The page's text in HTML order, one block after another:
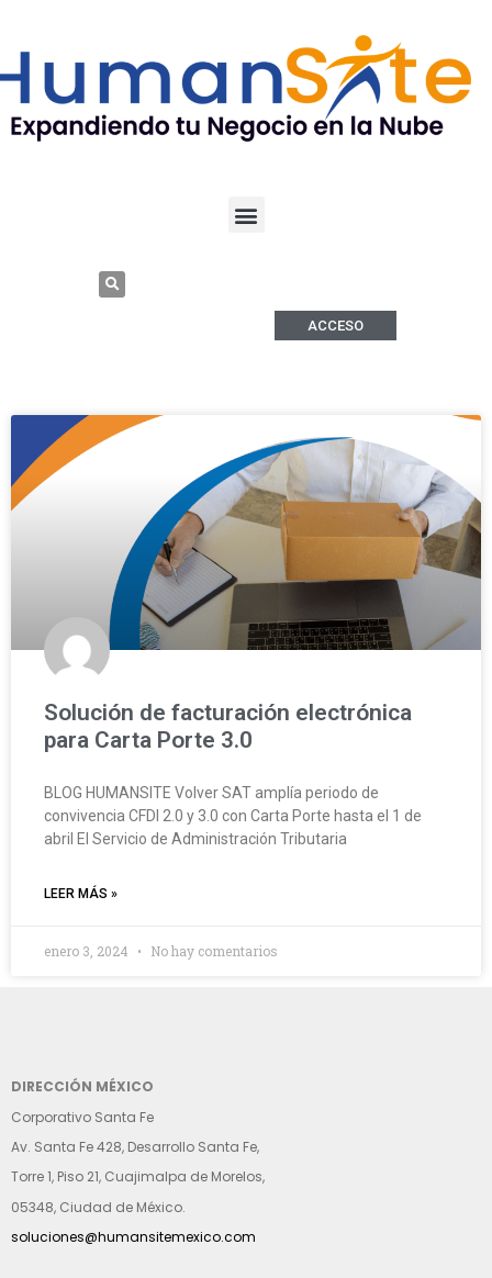
ACCESO
Solución de facturación electrónica
para Carta Porte 3.0
BLOG HUMANSITE Volver SAT amplía periodo de
convivencia CFDI 2.0 y 3.0 con Carta Porte hasta el 1 de
abril El Servicio de Administración Tributaria
LEER MÁS »
enero 3, 2024 No hay comentarios
DIRECCIÓN MÉXICO
Corporativo Santa Fe
Av. Santa Fe 428, Desarrollo Santa Fe,
Torre 1, Piso 21, Cuajimalpa de Morelos,
05348, Ciudad de México.
soluciones@humansitemexico.com